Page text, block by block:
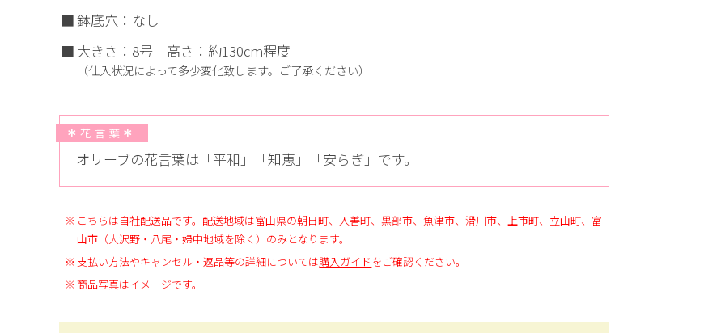
鉢底穴：なし
大きさ：8号 高さ：約130cm程度
（仕入状況によって多少変化致します。ご了承ください）
花言葉
オリーブの花言葉は「平和」「知恵」「安らぎ」です。
こちらは自社配送品です。配送地域は富山県の朝日町、入善町、黒部市、魚津市、滑川市、上市町、立山町、富
山市（大沢野・八尾・婦中地域を除く）のみとなります。
支払い方法やキャンセル・返品等の詳細については購入ガイド をご確認ください。
商品写真はイメージです。